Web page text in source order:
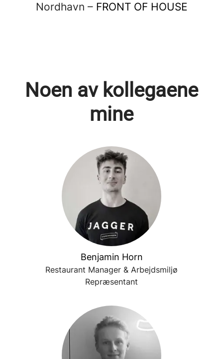
Nordhavn – FRONT OF HOUSE
Noen av kollegaene
mine
Benjamin Horn
Restaurant Manager & Arbejdsmiljø
Repræsentant